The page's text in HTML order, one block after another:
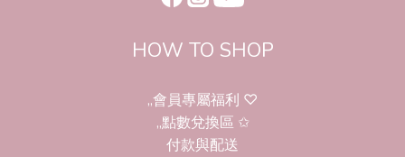
HOW TO SHOP
,,會員專屬福利 ♡
,,點數兌換區 ✩
付款與配送